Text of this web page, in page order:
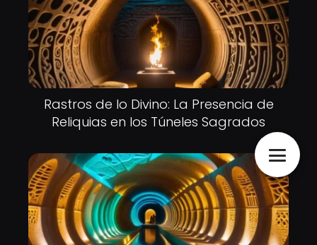
Rastros de lo Divino: La Presencia de
Reliquias en los Túneles Sagrados